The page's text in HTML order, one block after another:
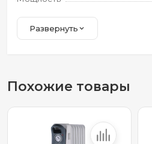
Развернуть
Похожие товары